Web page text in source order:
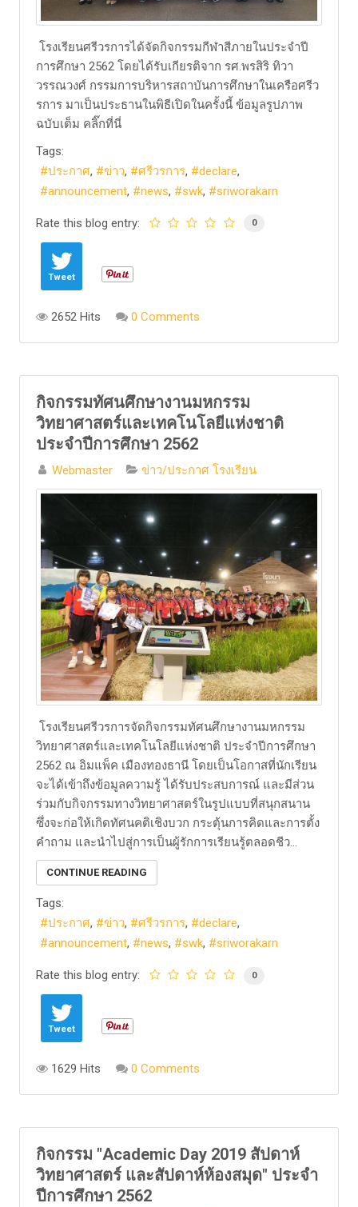
โรงเรียนศรีวรการได้จัดกิจกรรมกีฬาสีภายในประจำปี
การศึกษา 2562 โดยได้รับเกียรติจาก รศ.พรสิริ ทิวา
วรรณวงศ์ กรรมการบริหารสถาบันการศึกษาในเครือศรีว
รการ มาเป็นประธานในพิธีเปิดในครั้งนี้ ข้อมูลรูปภาพ
ฉบับเต็ม คลิ๊กที่นี่
Tags:
ประกาศ
ข่าว ศรีวรการ
declare
announcement
news swk sriworakarn
Rate this blog entry: 0
Tweet
2652 Hits 0 Comments
กิจกรรมทัศนศึกษางานมหกรรม
วิทยาศาสตร์และเทคโนโลยีแห่งชาติ
ประจำปีการศึกษา 2562
Webmaster ข่าว/ประกาศ โรงเรียน
โรงเรียนศรีวรการจัดกิจกรรมทัศนศึกษางานมหกรรม
วิทยาศาสตร์และเทคโนโลยีแห่งชาติ ประจำปีการศึกษา
2562 ณ อิมแพ็ค เมืองทองธานี โดยเป็นโอกาสที่นักเรียน
จะได้เข้าถึงข้อมูลความรู้ ได้รับประสบการณ์ และมีส่วน
ร่วมกับกิจกรรมทางวิทยาศาสตร์ในรูปแบบที่สนุกสนาน
ซึ่งจะก่อให้เกิดทัศนคติเชิงบวก กระตุ้นการคิดและการตั้ง
คำถาม และนำไปสู่การเป็นผู้รักการเรียนรู้ตลอดชีว...
CONTINUE READING
Tags:
ประกาศ
ข่าว ศรีวรการ
declare
announcement
news swk sriworakarn
Rate this blog entry: 0
Tweet
1629 Hits 0 Comments
กิจกรรม "Academic Day 2019 สัปดาห์
วิทยาศาสตร์ และสัปดาห์ห้องสมุด" ประจำ
ปีการศึกษา 2562